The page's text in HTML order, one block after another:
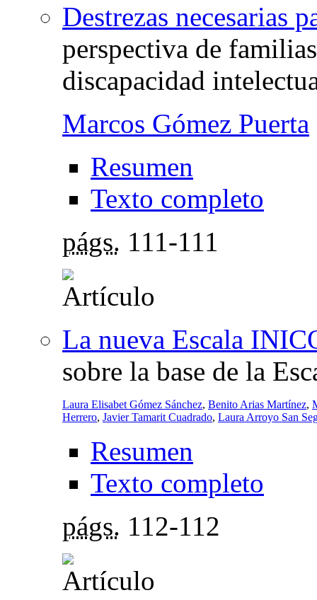
Destrezas necesarias
perspectiva de
discapacidad
Marcos Gómez Puerta
Resumen
Texto completo
págs. 111-111
La nueva Escala
sobre la base de la
Laura Elisabet Gómez Sánchez, Benito Arias Martínez,
Herrero, Javier Tamarit Cuadrado, Laura Arroyo San
Resumen
Texto completo
págs. 112-112